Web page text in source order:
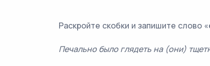
Раскройте скобки и запишите слово «
Печально было глядеть на (они)